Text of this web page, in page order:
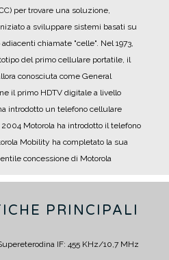
per trovare una soluzione,
a sviluppare sistemi basati su
chiamate "celle". Nel 1973,
del primo cellulare portatile, il
conosciuta come General
il primo HDTV digitale a livello
introdotto un telefono cellulare
Motorola ha introdotto il telefono
Mobility ha completato la sua
concessione di Motorola
PRINCIPALI
IF: 455 KHz/10,7 MHz